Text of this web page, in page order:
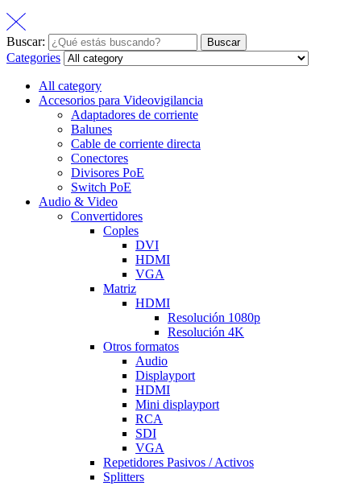
Buscar: Buscar
Categories
All category
Accesorios para Videovigilancia
Adaptadores de corriente
Balunes
Cable de corriente directa
Conectores
Divisores PoE
Switch PoE
Audio & Video
Convertidores
Coples
DVI
HDMI
VGA
Matriz
HDMI
Resolución 1080p
Resolución 4K
Otros formatos
Audio
Displayport
HDMI
Mini displayport
RCA
SDI
VGA
Repetidores Pasivos / Activos
Splitters